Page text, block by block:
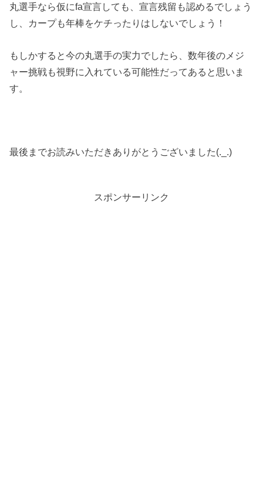
丸選手なら仮にfa宣言しても、宣言残留も認めるでしょう
し、カープも年棒をケチったりはしないでしょう！
もしかすると今の丸選手の実力でしたら、数年後のメジ
ャー挑戦も視野に入れている可能性だってあると思いま
す。
最後までお読みいただきありがとうございました(._.)
スポンサーリンク